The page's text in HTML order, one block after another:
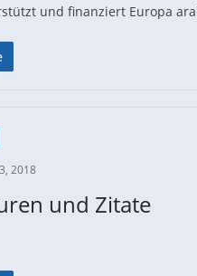
und finanziert Europa
2018
und Zitate